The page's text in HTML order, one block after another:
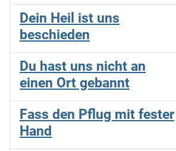
Dein Heil ist uns
beschieden
Du hast uns nicht an
einen Ort gebannt
Fass den Pflug mit fester
Hand